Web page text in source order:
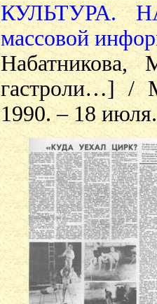
КУЛЬТУРА.
массовой
гастроли…] /
1990. – 18